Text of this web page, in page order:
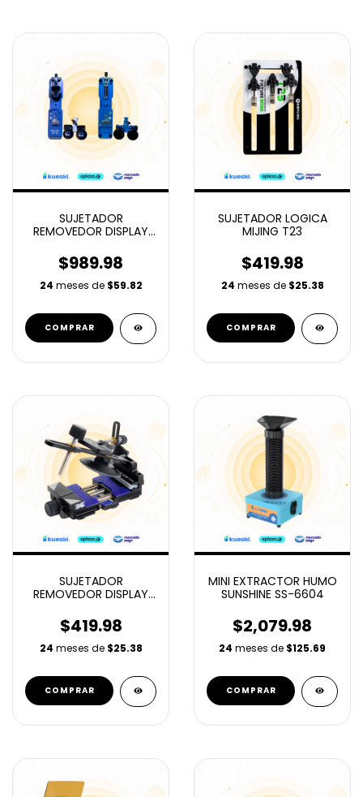
SUJETADOR
REMOVEDOR DISPLAY
(TABLET/PHONE 2 EN 1)
$989.98
24 meses de $59.82
SUJETADOR LOGICA
MIJING T23
$419.98
24 meses de $25.38
SUJETADOR
REMOVEDOR DISPLAY
$419.98
24 meses de $25.38
MINI EXTRACTOR HUMO
SUNSHINE SS-6604
$2,079.98
24 meses de $125.69